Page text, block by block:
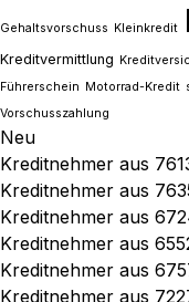
Gehaltsvorschuss Kleinkredit
Kreditvermittlung
Führerschein Motorrad-Kredit
Vorschusszahlung
Neu
Kreditnehmer aus
Kreditnehmer aus
Kreditnehmer aus
Kreditnehmer aus
Kreditnehmer aus
Kreditnehmer aus